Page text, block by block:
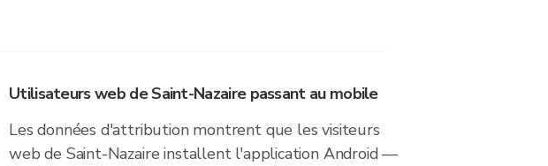
Utilisateurs web de Saint-Nazaire passant au mobile
Les données d'attribution montrent que les visiteurs
web de Saint-Nazaire installent l'application Android —